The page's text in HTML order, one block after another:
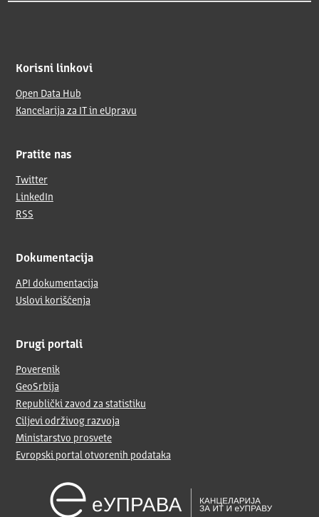
Korisni linkovi
Open Data Hub
Kancelarija za IT in eUpravu
Pratite nas
Twitter
LinkedIn
RSS
Dokumentacija
API dokumentacija
Uslovi korišćenja
Drugi portali
Poverenik
GeoSrbija
Republički zavod za statistiku
Ciljevi održivog razvoja
Ministarstvo prosvete
Evropski portal otvorenih podataka